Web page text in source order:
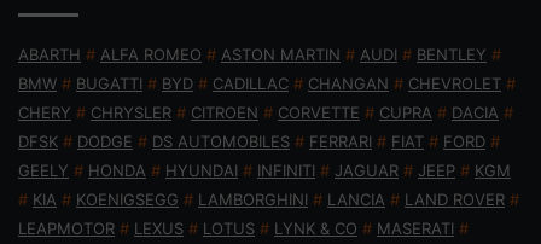
ABARTH # ALFA ROMEO # ASTON MARTIN # AUDI # BENTLEY #
BMW # BUGATTI # BYD # CADILLAC # CHANGAN # CHEVROLET #
CHERY # CHRYSLER # CITROEN # CORVETTE # CUPRA # DACIA #
DFSK # DODGE # DS AUTOMOBILES # FERRARI # FIAT # FORD #
GEELY # HONDA # HYUNDAI # INFINITI # JAGUAR # JEEP # KGM
# KIA # KOENIGSEGG # LAMBORGHINI # LANCIA # LAND ROVER #
LEAPMOTOR # LEXUS # LOTUS # LYNK & CO # MASERATI #